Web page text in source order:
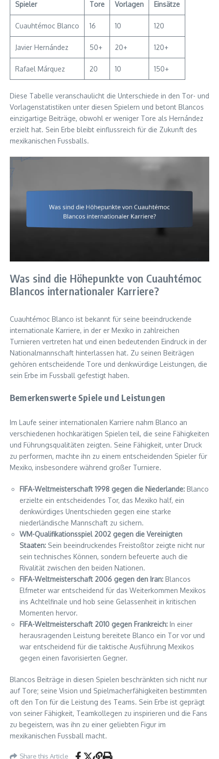
Spieler Tore Vorlagen Einsätze
Cuauhtémoc Blanco 16 10 120
Javier Hernández 50+ 20+ 120+
Rafael Márquez 20 10 150+
Diese Tabelle veranschaulicht die Unterschiede in den Tor- und
Vorlagenstatistiken unter diesen Spielern und betont Blancos
einzigartige Beiträge, obwohl er weniger Tore als Hernández
erzielt hat. Sein Erbe bleibt einflussreich für die Zukunft des
mexikanischen Fussballs.
Was sind die Höhepunkte von Cuauhtémoc
Blancos internationaler Karriere?
Cuauhtémoc Blanco ist bekannt für seine beeindruckende
internationale Karriere, in der er Mexiko in zahlreichen
Turnieren vertreten hat und einen bedeutenden Eindruck in der
Nationalmannschaft hinterlassen hat. Zu seinen Beiträgen
gehören entscheidende Tore und denkwürdige Leistungen, die
sein Erbe im Fussball gefestigt haben.
Bemerkenswerte Spiele und Leistungen
Im Laufe seiner internationalen Karriere nahm Blanco an
verschiedenen hochkarätigen Spielen teil, die seine Fähigkeiten
und Führungsqualitäten zeigten. Seine Fähigkeit, unter Druck
zu performen, machte ihn zu einem entscheidenden Spieler für
Mexiko, insbesondere während großer Turniere.
FIFA-Weltmeisterschaft 1998 gegen die Niederlande: Blanco
erzielte ein entscheidendes Tor, das Mexiko half, ein
denkwürdiges Unentschieden gegen eine starke
niederländische Mannschaft zu sichern.
WM-Qualifikationsspiel 2002 gegen die Vereinigten
Staaten: Sein beeindruckendes Freistoßtor zeigte nicht nur
sein technisches Können, sondern befeuerte auch die
Rivalität zwischen den beiden Nationen.
FIFA-Weltmeisterschaft 2006 gegen den Iran: Blancos
Elfmeter war entscheidend für das Weiterkommen Mexikos
ins Achtelfinale und hob seine Gelassenheit in kritischen
Momenten hervor.
FIFA-Weltmeisterschaft 2010 gegen Frankreich: In einer
herausragenden Leistung bereitete Blanco ein Tor vor und
war entscheidend für die taktische Ausführung Mexikos
gegen einen favorisierten Gegner.
Blancos Beiträge in diesen Spielen beschränkten sich nicht nur
auf Tore; seine Vision und Spielmacherfähigkeiten bestimmten
oft den Ton für die Leistung des Teams. Sein Erbe ist geprägt
von seiner Fähigkeit, Teamkollegen zu inspirieren und die Fans
zu begeistern, was ihn zu einer geliebten Figur im
mexikanischen Fussball macht.
Share this Article